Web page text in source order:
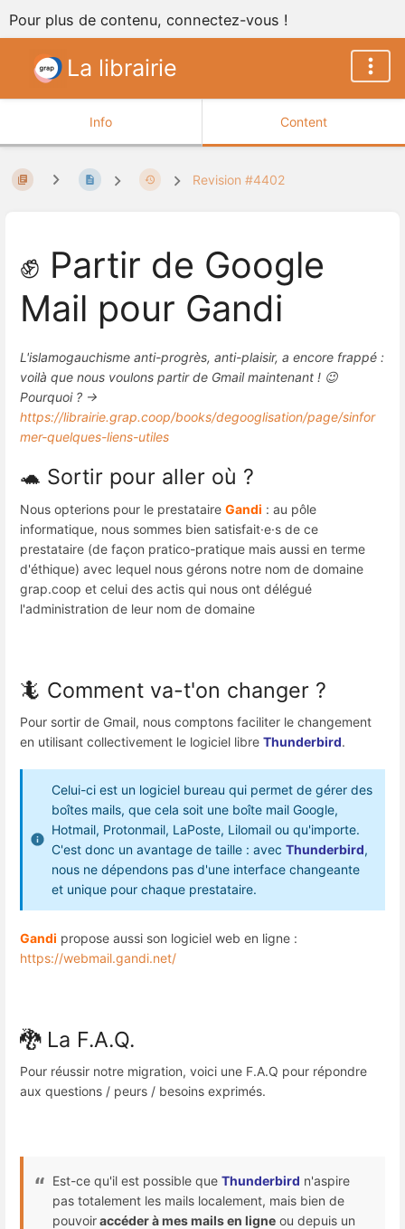
Pour plus de contenu, connectez-vous !
La librairie
Info Content
Revision #4402
✊ Partir de Google
Mail pour Gandi
L'islamogauchisme anti-progrès, anti-plaisir, a encore frappé :
voilà que nous voulons partir de Gmail maintenant ! 😉
Pourquoi ? →
https://librairie.grap.coop/books/degooglisation/page/sinfor
mer-quelques-liens-utiles
🐢 Sortir pour aller où ?
Nous opterions pour le prestataire Gandi : au pôle
informatique, nous sommes bien satisfait·e·s de ce
prestataire (de façon pratico-pratique mais aussi en terme
d'éthique) avec lequel nous gérons notre nom de domaine
grap.coop et celui des actis qui nous ont délégué
l'administration de leur nom de domaine
🦎 Comment va-t'on changer ?
Pour sortir de Gmail, nous comptons faciliter le changement
en utilisant collectivement le logiciel libre Thunderbird.
Celui-ci est un logiciel bureau qui permet de gérer des
boîtes mails, que cela soit une boîte mail Google,
Hotmail, Protonmail, LaPoste, Lilomail ou qu'importe.
C'est donc un avantage de taille : avec Thunderbird,
nous ne dépendons pas d'une interface changeante
et unique pour chaque prestataire.
Gandi propose aussi son logiciel web en ligne :
https://webmail.gandi.net/
🐉 La F.A.Q.
Pour réussir notre migration, voici une F.A.Q pour répondre
aux questions / peurs / besoins exprimés.
Est-ce qu'il est possible que Thunderbird n'aspire
pas totalement les mails localement, mais bien de
pouvoiraccéder à mes mails en ligne ou depuis un